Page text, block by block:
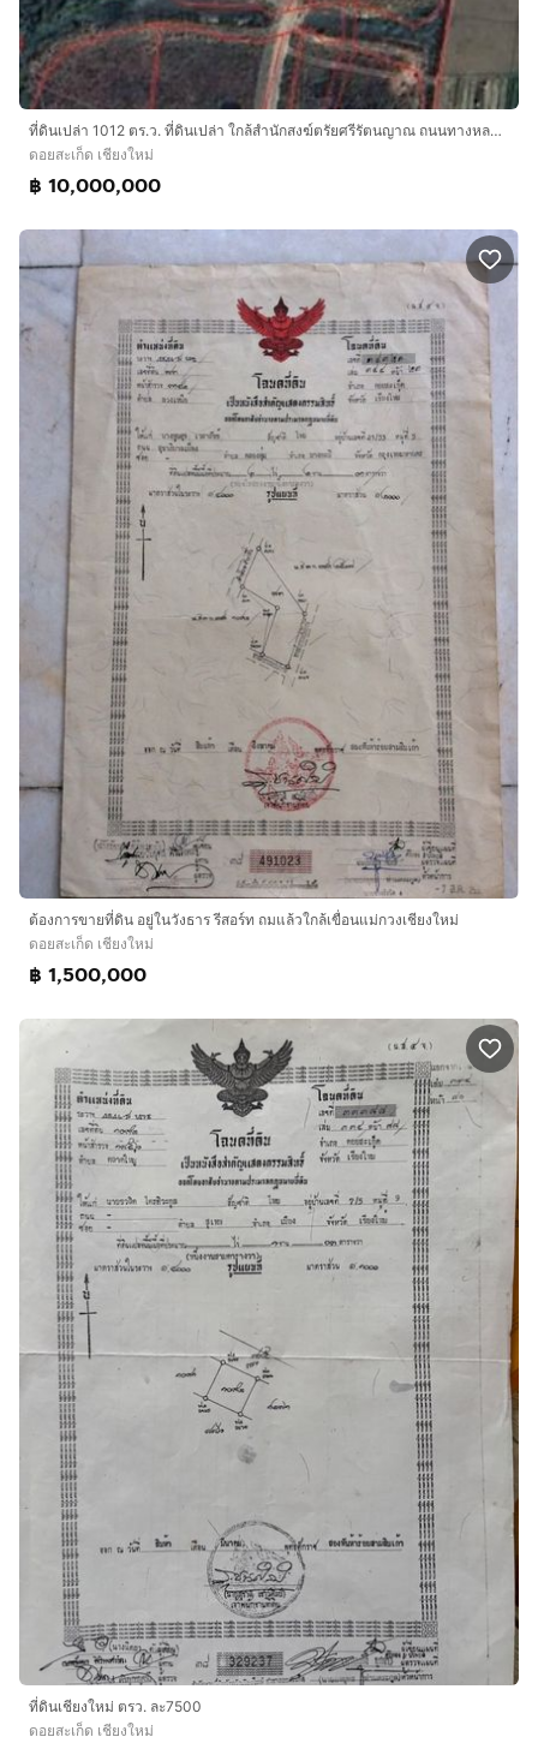
ที่ดินเปล่า 1012 ตร.ว. ที่ดินเปล่า ใกล้สำนักสงฆ์ตรัยศรีรัตนญาณ ถนนทางหลวงแผ่นดินหมายเลข 1014 (ดอยสะเก็ด-สันกำแพง) ดอยสะเก็ด เชียงใหม่
ดอยสะเก็ด เชียงใหม่
฿ 10,000,000
ต้องการขายที่ดิน อยู่ในวังธาร รีสอร์ท ถมแล้วใกล้เขื่อนแม่กวงเชียงใหม่
ดอยสะเก็ด เชียงใหม่
฿ 1,500,000
ที่ดินเชียงใหม่ ตรว. ละ7500
ดอยสะเก็ด เชียงใหม่